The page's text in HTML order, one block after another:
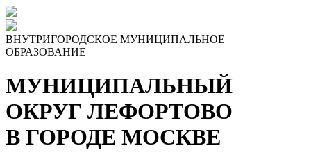
ВНУТРИГОРОДСКОЕ МУНИЦИПАЛЬНОЕ
ОБРАЗОВАНИЕ
МУНИЦИПАЛЬНЫЙ
ОКРУГ ЛЕФОРТОВО
В ГОРОДЕ МОСКВЕ